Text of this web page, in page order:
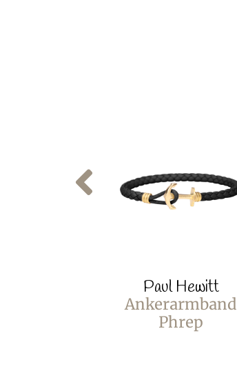
Paul Hewitt
Ankerarmband
Phrep